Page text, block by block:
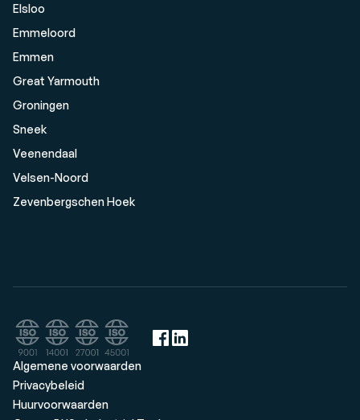
Elsloo
Emmeloord
Emmen
Great Yarmouth
Groningen
Sneek
Veenendaal
Velsen-Noord
Zevenbergschen Hoek
Algemene voorwaarden
Privacybeleid
Huurvoorwaarden